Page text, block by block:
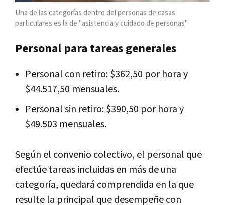
Una de las categorías dentro del personas de casas
particulares es la de "asistencia y cuidado de personas"
Personal para tareas generales
Personal con retiro: $362,50 por hora y
$44.517,50 mensuales.
Personal sin retiro: $390,50 por hora y
$49.503 mensuales.
Según el convenio colectivo, el personal que
efectúe tareas incluidas en más de una
categoría, quedará comprendida en la que
resulte la principal que desempeñe con